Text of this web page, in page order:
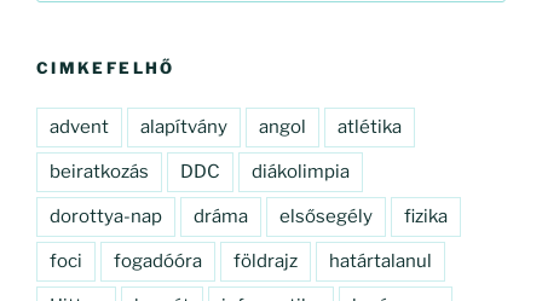
CIMKEFELHŐ
advent alapítvány angol atlétika
beiratkozás DDC diákolimpia
dorottya-nap dráma elsősegély fizika
foci fogadóóra földrajz határtalanul